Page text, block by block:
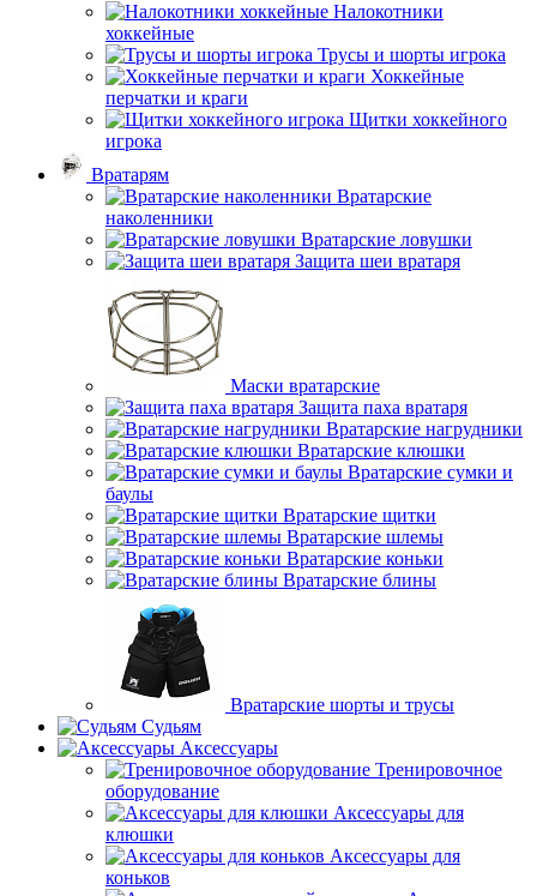
Налокотники
хоккейные
Трусы и шорты игрока
Хоккейные
перчатки и краги
Щитки хоккейного
игрока
Вратарям
Вратарские
наколенники
Вратарские ловушки
Защита шеи вратаря
Маски вратарские
Защита паха вратаря
Вратарские нагрудники
Вратарские клюшки
Вратарские сумки и
баулы
Вратарские щитки
Вратарские шлемы
Вратарские коньки
Вратарские блины
Вратарские шорты и трусы
Судьям
Аксессуары
Тренировочное
оборудование
Аксессуары для
клюшки
Аксессуары для
коньков